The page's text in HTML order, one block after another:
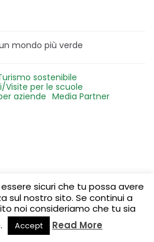
mondo più verde
sostenibile
Visite per le scuole
aziende Media Partner
sicuri che tu possa avere
sul nostro sito. Se continui a
noi consideriamo che tu sia
Accept Read More